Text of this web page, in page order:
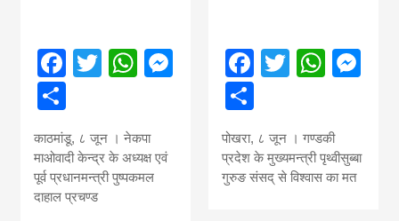
Facebook
TwitterWhatsApp
Messenger
काठमांडू, ८ जून । नेकपा
माओवादी केन्द्र के अध्यक्ष एवं
पूर्व प्रधानमन्त्री पुष्पकमल
दाहाल प्रचण्ड
Facebook
Twitter
पोखरा, ८ जून । गण्डकी
प्रदेश के मुख्यमन्त्री पृथ्वीसुब्बा
गुरुङ संसद् से विश्वास का मत